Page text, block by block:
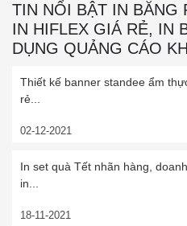
TIN NỔI BẬT IN BĂNG
IN HIFLEX GIÁ RẺ, IN
DỤNG QUẢNG CÁO
Thiết kế banner standee ẩm
rẻ...
02-12-2021
In set quà Tết nhãn hàng,
in...
18-11-2021